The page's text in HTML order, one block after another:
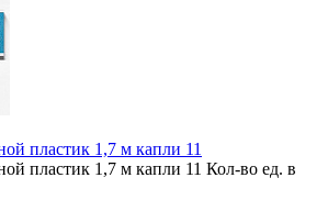
пластик 1,7 м капли 11
пластик 1,7 м капли 11 Кол-во ед. в